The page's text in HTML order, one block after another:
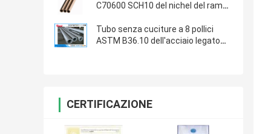
C70600 SCH10 del nichel del rame
Tubo senza cuciture a 8 pollici
ASTM B36.10 dell'acciaio legato
CERTIFICAZIONE